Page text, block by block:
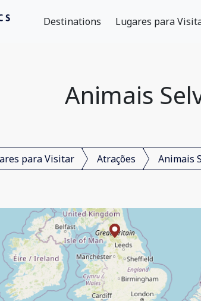
Destinations Lugares para
Animais
para Visitar Atrações Animais